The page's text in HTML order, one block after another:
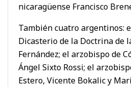
nicaragüense Francisco
También cuatro argentinos:
Dicasterio de la Doctrina de
Fernández; el arzobispo de
Ángel Sixto Rossi; el
Estero, Vicente Bokalic y